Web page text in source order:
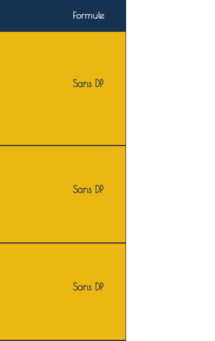
Formule
Sans DP
Sans DP
Sans DP